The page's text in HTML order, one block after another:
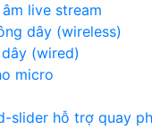
live stream
dây (wireless)
(wired)
micro
slider hỗ trợ quay